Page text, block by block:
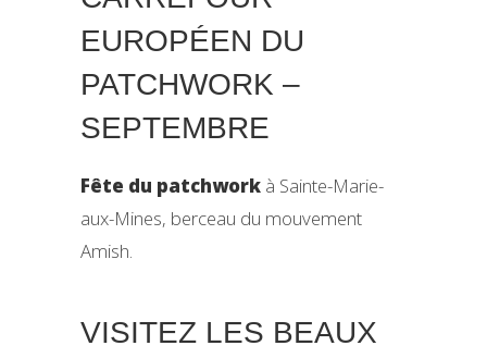
EUROPÉEN DU
PATCHWORK –
SEPTEMBRE
Fête du patchwork à Sainte-Marie-
aux-Mines, berceau du mouvement
Amish.
VISITEZ LES BEAUX